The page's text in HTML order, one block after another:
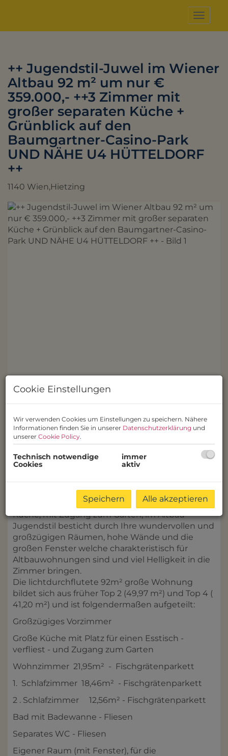
++ Jugendstil-Juwel im Wiener
Altbau 92 m² um nur €
359.000,- ++3 Zimmer mit
großer separaten Küche +
Grünblick auf den
Baumgartner-Casino-Park
UND NÄHE U4 HÜTTELDORF
++
1140 Wien,Hietzing
Beschreibung
Zum Verkauf gelangt dieses Jugendstil-Juwel im
Wiener Altbau 92 m² um nur € 359.000,- im 14.
Die helle 3-Zimmer + separate großräumige
Küche, mit Zugang zum Garten, im Altbau
Jugendstil besticht durch Ihre wundervollen und
großzügigen Räumen, hohe Wände und die
großen Fenster welche charakteristisch für
Altbauwohnungen sind und viel Helligkeit in die
Zimmer bringen.
Die lichtdurchflutete 92m² große Wohnung
bildet sich aus früher Top 2 (49,97 m²) und Top 4 (
41,20 m²) und ist folgendermaßen aufgeteilt:
Großzügiges Vorzimmer
Große Küche mit Platz für einen Esstisch -
verfliest - und Zugang zum Garten
Wohnzimmer 21,95m² - Fischgrätenparkett
1. Schlafzimmer 18,46m² - Fischgrätenparkett
2 . Schlafzimmer 12,56m² - Fischgrätenparkett
Bad mit Badewanne - Fliesen
Separates WC - Fliesen
Eigener Raum (mit Fenster), für die
Cookie Einstellungen
Wir verwenden Cookies um Einstellungen zu speichern. Nähere
Informationen finden Sie in unserer Datenschutzerklärung und
unserer Cookie Policy.
Technisch notwendige
Cookies
immer
aktiv
Speichern Alle akzeptieren